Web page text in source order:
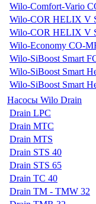
Wilo-Comfort-Vario
Wilo-COR HELIX V
Wilo-COR HELIX V
Wilo-Economy CO-
Wilo-SiBoost Smart
Wilo-SiBoost Smart
Wilo-SiBoost Smart
Насосы Wilo Drain
Drain LPC
Drain MTC
Drain MTS
Drain STS 40
Drain STS 65
Drain TC 40
Drain TM - TMW 32